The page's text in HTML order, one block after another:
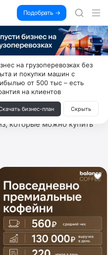
Подобрать →
открой магазин на Авито,
ни товара, ни склада, зато
чистыми
бизнес-план ↓
которые можно купить
на грузоперевозках без
и покупки машин с
от 500 тыс – есть
на клиентов
бизнес-план Скрыть